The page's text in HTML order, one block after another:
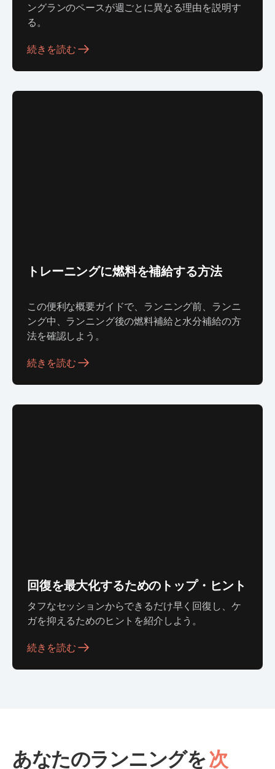
ングランのペースが週ごとに異なる理由を説明す
る。
続きを読む
トレーニングに燃料を補給する方法
この便利な概要ガイドで、ランニング前、ランニ
ング中、ランニング後の燃料補給と水分補給の方
法を確認しよう。
続きを読む
回復を最大化するためのトップ・ヒント
タフなセッションからできるだけ早く回復し、ケ
ガを抑えるためのヒントを紹介しよう。
続きを読む
あなたのランニングを次